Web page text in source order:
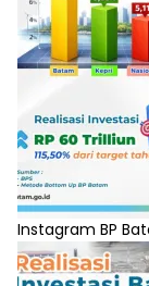
Instagram BP